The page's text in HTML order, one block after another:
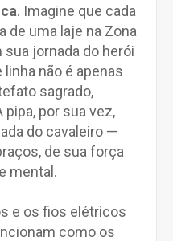
. Imagine que cada
de uma laje na Zona
jornada do herói
não é apenas
sagrado,
por sua vez,
do cavaleiro —
de sua força
mental.
e os fios elétricos
como os